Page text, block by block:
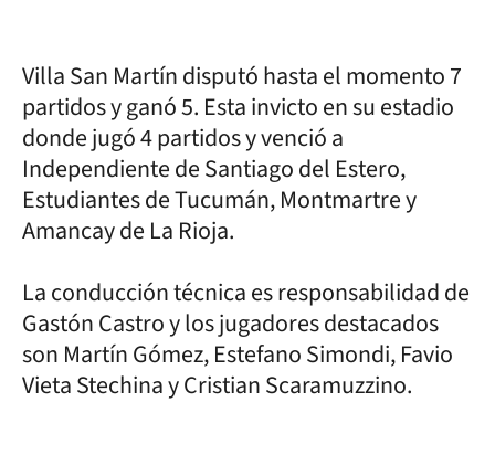
Villa San Martín disputó hasta el momento 7
partidos y ganó 5. Esta invicto en su estadio
donde jugó 4 partidos y venció a
Independiente de Santiago del Estero,
Estudiantes de Tucumán, Montmartre y
Amancay de La Rioja.
La conducción técnica es responsabilidad de
Gastón Castro y los jugadores destacados
son Martín Gómez, Estefano Simondi, Favio
Vieta Stechina y Cristian Scaramuzzino.